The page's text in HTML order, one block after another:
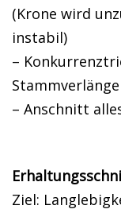
(Krone wird
instabil)
–
– Anschnitt
Ziel: